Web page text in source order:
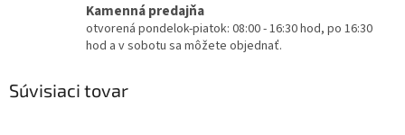
Kamenná predajňa
otvorená pondelok-piatok: 08:00 - 16:30 hod, po 16:30
hod a v sobotu sa môžete objednať.
Súvisiaci tovar